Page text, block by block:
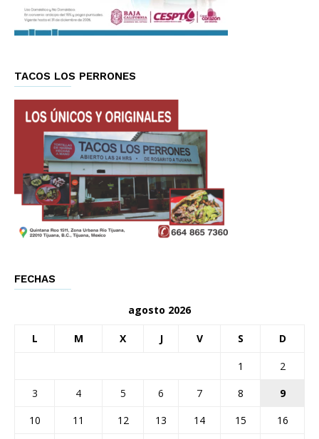
TACOS LOS PERRONES
FECHAS
agosto 2026
L M X J V S D
1
2
3
4 5 6 7 8
9
10
11 12 13 14 15
16